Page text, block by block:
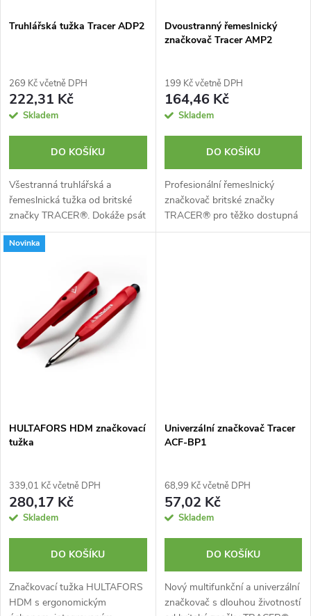
r
o
d
u
k
t
ů
p
o
d
k
t
ů
Truhlářská tužka Tracer ADP2
269 Kč včetně DPH
222,31 Kč
Skladem
DO KOŠÍKU
Všestranná truhlářská a
řemeslnická tužka od britské
značky TRACER®. Dokáže psát
na většinu povrchů, bez ohledu
na to, zda jsou lesklé nebo
Dvoustranný řemeslnický
značkovač Tracer AMP2
199 Kč včetně DPH
164,46 Kč
Skladem
DO KOŠÍKU
Profesionální řemeslnický
značkovač britské značky
TRACER® pro těžko dostupná
místa, schopný psát na dřevo,
Novinka
HULTAFORS HDM značkovací
tužka
339,01 Kč včetně DPH
280,17 Kč
Skladem
DO KOŠÍKU
Značkovací tužka HULTAFORS
HDM s ergonomickým
Univerzální značkovač Tracer
ACF-BP1
68,99 Kč včetně DPH
57,02 Kč
Skladem
DO KOŠÍKU
Nový multifunkční a univerzální
značkovač s dlouhou životností